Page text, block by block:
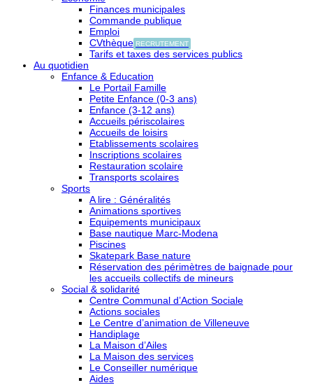
Finances municipales
Commande publique
Emploi
CVthèque RECRUTEMENT
Tarifs et taxes des services publics
Au quotidien
Enfance & Education
Le Portail Famille
Petite Enfance (0-3 ans)
Enfance (3-12 ans)
Accueils périscolaires
Accueils de loisirs
Etablissements scolaires
Inscriptions scolaires
Restauration scolaire
Transports scolaires
Sports
A lire : Généralités
Animations sportives
Equipements municipaux
Base nautique Marc-Modena
Piscines
Skatepark Base nature
Réservation des périmètres de baignade pour
les accueils collectifs de mineurs
Social & solidarité
Centre Communal d’Action Sociale
Actions sociales
Le Centre d’animation de Villeneuve
Handiplage
La Maison d’Ailes
La Maison des services
Le Conseiller numérique
Aides